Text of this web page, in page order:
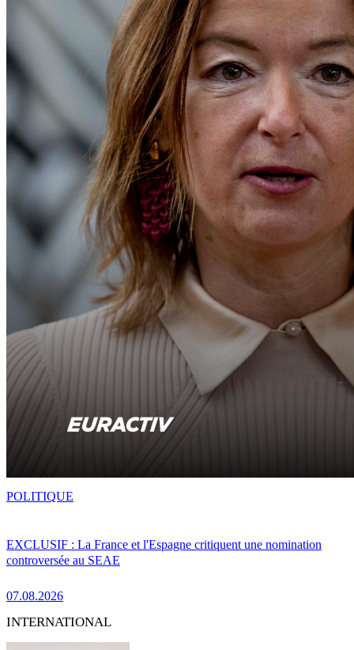
EXCLUSIF : La France et l'Espagne critiquent une nomination
controversée au SEAE
07.08.2026
POLITIQUE
INTERNATIONAL